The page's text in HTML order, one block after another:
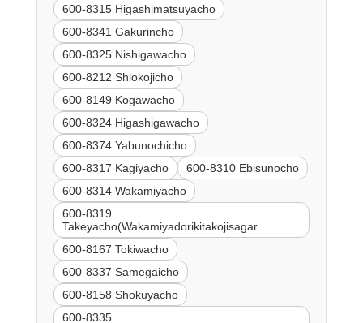
600-8315 Higashimatsuyacho
600-8341 Gakurincho
600-8325 Nishigawacho
600-8212 Shiokojicho
600-8149 Kogawacho
600-8324 Higashigawacho
600-8374 Yabunochicho
600-8317 Kagiyacho
600-8310 Ebisunocho
600-8314 Wakamiyacho
600-8319
Takeyacho(Wakamiyadorikitakojisagar
600-8167 Tokiwacho
600-8337 Samegaicho
600-8158 Shokuyacho
600-8335